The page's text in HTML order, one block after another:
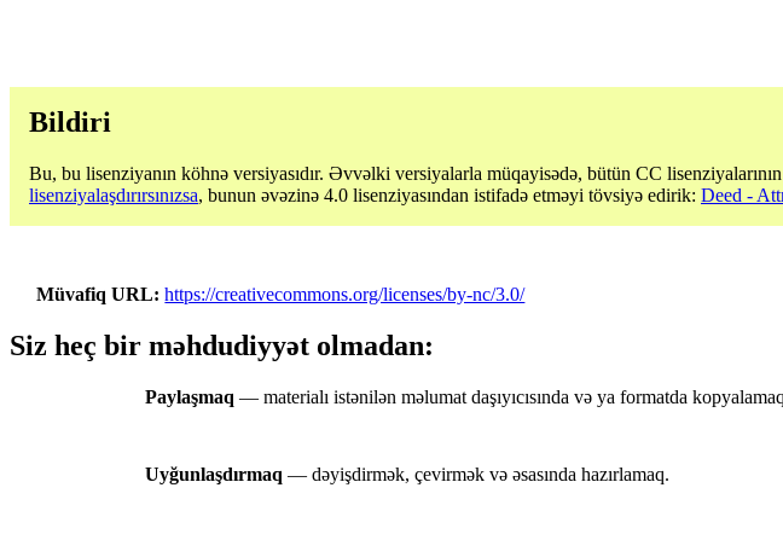
Bildiri
Bu, bu lisenziyanın köhnə versiyasıdır. Əvvəlki versiyalarla müqayisədə, bütün CC
lisenziyalaşdırırsınızsa, bunun əvəzinə 4.0 lisenziyasından istifadə etməyi tövsiyə edirik: Deed -
Müvafiq URL https://creativecommons.org/licenses/by-nc/3.0/
Siz heç bir məhdudiyyət olmadan:
Paylaşmaq — materialı istənilən məlumat daşıyıcısında və ya formatda
Uyğunlaşdırmaq — dəyişdirmək, çevirmək və əsasında hazırlamaq.